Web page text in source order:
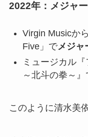
2022年：メジャ
Virgin Musicか
Five」でメジャ
ミュージカル
～北斗の拳～
このように清水美